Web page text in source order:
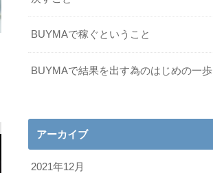
BUYMAで稼ぐということ
BUYMAで結果を出す為のはじめの一歩
アーカイブ
2021年12月